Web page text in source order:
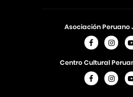
Asociación Peruano
Centro Cultural